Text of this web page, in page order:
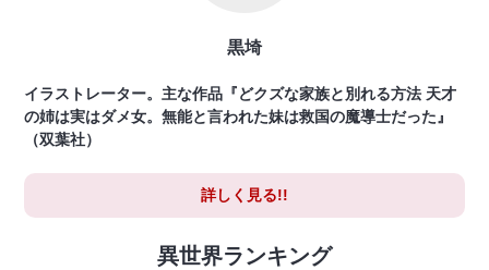
黒埼
イラストレーター。主な作品『どクズな家族と別れる方法 天才
の姉は実はダメ女。無能と言われた妹は救国の魔導士だった』
（双葉社）
詳しく見る!!
異世界ランキング